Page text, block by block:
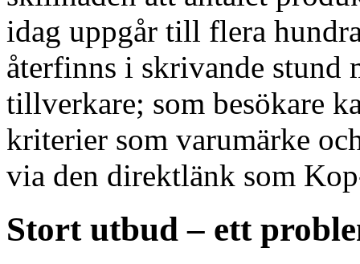
idag uppgår till flera
återfinns i skrivande stund
tillverkare; som besökare
kriterier som varumärke
via den direktlänk som
Stort utbud – ett